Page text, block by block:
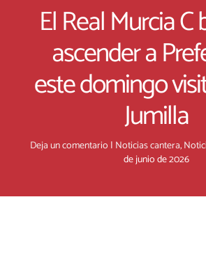
El Real Murcia C
ascender a
este domingo
Jumilla
Deja un comentario | Noticias cantera,
de junio de 2026